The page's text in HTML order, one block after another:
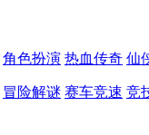
角色扮演 热血传奇 仙
冒险解谜 赛车竞速 竞